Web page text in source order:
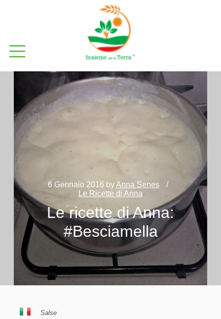
6 Gennaio 2016 byAnna Senes
Le Ricette di Anna
Le ricette di Anna:
#Besciamella
Salse